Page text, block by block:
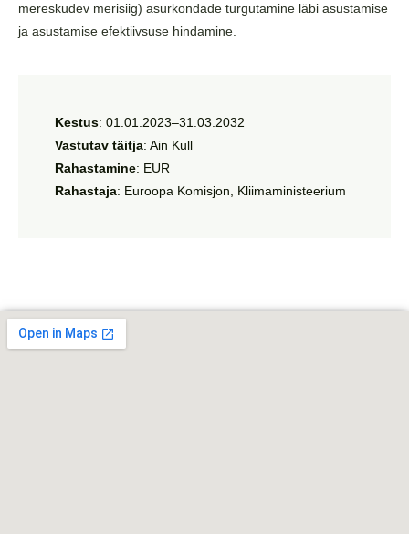
mereskudev merisiig) asurkondade turgutamine läbi asustamise
ja asustamise efektiivsuse hindamine.
Kestus: 01.01.2023–31.03.2032
Vastutav täitja: Ain Kull
Rahastamine: EUR
Rahastaja: Euroopa Komisjon, Kliimaministeerium